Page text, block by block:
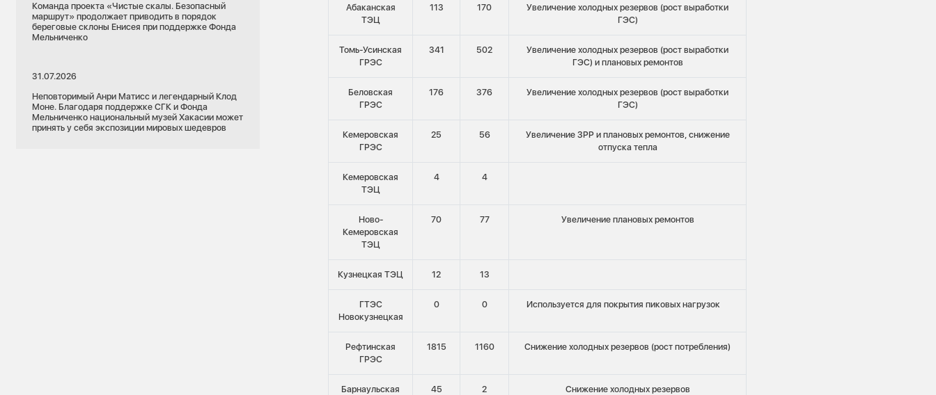
Команда проекта «Чистые скалы. Безопасный
маршрут» продолжает приводить в порядок
береговые склоны Енисея при поддержке Фонда
Мельниченко
31.07.2026
Неповторимый Анри Матисс и легендарный Клод
Моне. Благодаря поддержке СГК и Фонда
Мельниченко национальный музей Хакасии может
принять у себя экспозиции мировых шедевров
Абаканская
ТЭЦ
113 170
Увеличение холодных резервов (рост выработки
ГЭС)
Томь-Усинская
ГРЭС
341 502
Увеличение холодных резервов (рост выработки
ГЭС) и плановых ремонтов
Беловская
ГРЭС
176 376
Увеличение холодных резервов (рост выработки
ГЭС)
Кемеровская
ГРЭС
25 56
Увеличение ЗРР и плановых ремонтов, снижение
отпуска тепла
Кемеровская
ТЭЦ
4 4
Ново-
Кемеровская
ТЭЦ
70 77 Увеличение плановых ремонтов
Кузнецкая ТЭЦ 12 13
ГТЭС
Новокузнецкая
0 0 Используется для покрытия пиковых нагрузок
Рефтинская
ГРЭС
1815 1160 Снижение холодных резервов (рост потребления)
Барнаульская
45 2 Снижение холодных резервов